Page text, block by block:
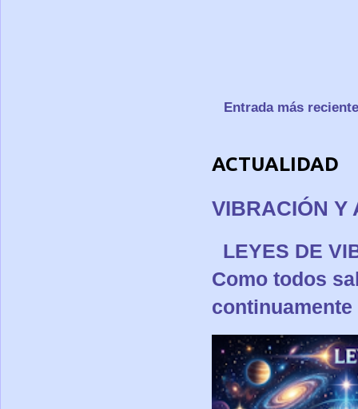
Entrada más reciente
ACTUALIDAD
VIBRACIÓN Y
LEYES
Como todos